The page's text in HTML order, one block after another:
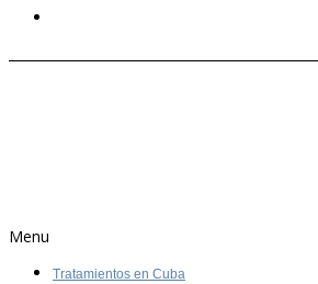
Menu
Tratamientos en Cuba